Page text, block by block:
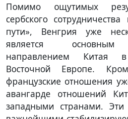
Помимо ощутимых
сербского
пути», Венгрия уже
является основным
направлением Китая
Восточной Европе.
французские отношения
авангарде отношений
западными странами.